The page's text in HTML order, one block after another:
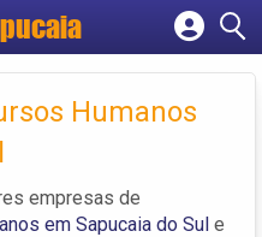
empresa
conta
Humanos
empresas de
em Sapucaia do Sul e